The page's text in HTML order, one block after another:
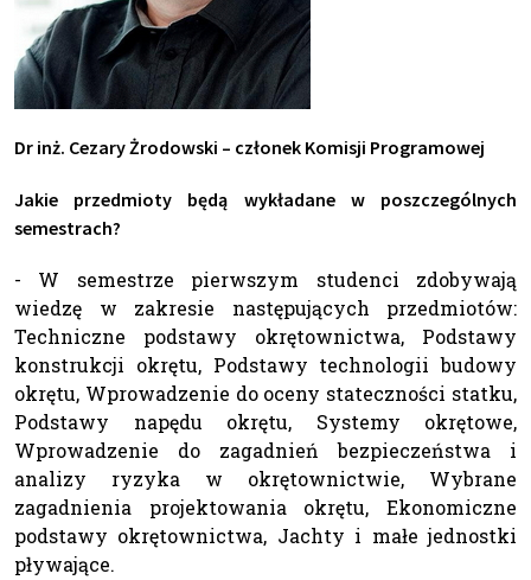
Dr inż. Cezary Żrodowski – członek Komisji Programowej
Jakie przedmioty będą wykładane w poszczególnych
semestrach?
- W semestrze pierwszym studenci zdobywają
wiedzę w zakresie następujących przedmiotów:
Techniczne podstawy okrętownictwa, Podstawy
konstrukcji okrętu, Podstawy technologii budowy
okrętu, Wprowadzenie do oceny stateczności statku,
Podstawy napędu okrętu, Systemy okrętowe,
Wprowadzenie do zagadnień bezpieczeństwa i
analizy ryzyka w okrętownictwie, Wybrane
zagadnienia projektowania okrętu, Ekonomiczne
podstawy okrętownictwa, Jachty i małe jednostki
pływające.